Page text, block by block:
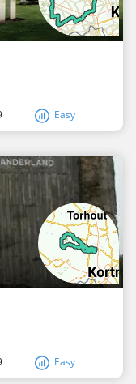
Easy
Easy